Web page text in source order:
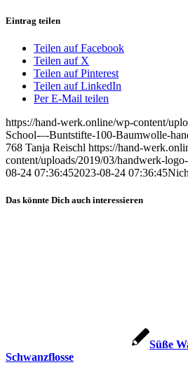
Eintrag teilen
Teilen auf Facebook
Teilen auf X
Teilen auf Pinterest
Teilen auf LinkedIn
Per E-Mail teilen
https://hand-werk.online/wp-content/
School-–-Buntstifte-100-Baumwolle-
768 Tanja Reischl https://hand-
content/uploads/2019/03/handwerk-
08-24 07:36:452023-08-24 07:36:45
Das könnte Dich auch interessieren
Süße
Schwanzflosse